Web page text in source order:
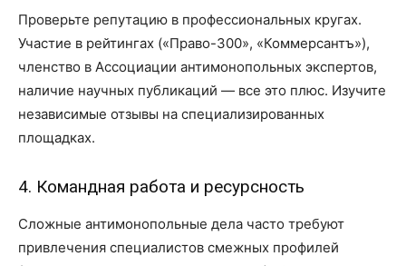
Проверьте репутацию в профессиональных кругах.
Участие в рейтингах («Право-300», «Коммерсантъ»),
членство в Ассоциации антимонопольных экспертов,
наличие научных публикаций — все это плюс. Изучите
независимые отзывы на специализированных
площадках.
4. Командная работа и ресурсность
Сложные антимонопольные дела часто требуют
привлечения специалистов смежных профилей